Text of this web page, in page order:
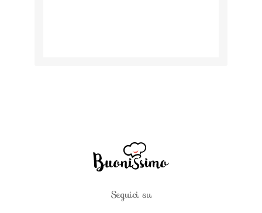
Seguici su